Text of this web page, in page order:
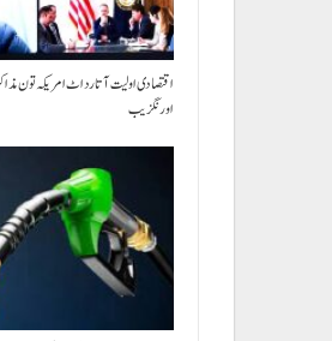
اقتصادی اولیت آتا رد اٹ امریکہ تون
اورنگزیب